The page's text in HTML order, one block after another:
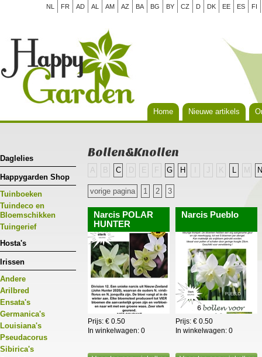
NL FR AD AL AM AZ BA BG BY CZ D DK EE ES FI
Home Nieuwe artikels
Daglelies
Happygarden Shop
Tuinboeken
Tuindeco en
Bloemschikken
Tuingerief
Hosta's
Irissen
Andere
Arilbred
Ensata's
Germanica's
Louisiana's
Pseudacorus
Sibirica's
Bollen&Knollen
A B C D E F G H J K L M N
vorige pagina 1 2 3
Narcis POLAR
HUNTER
Prijs: € 0.50
In winkelwagen: 0
Narcis Pueblo
Prijs: € 0.50
In winkelwagen: 0